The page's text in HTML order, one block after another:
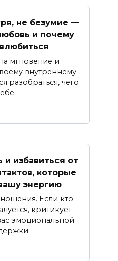
не безумие —
и почему
мгновение и
внутреннему
разобраться, чего
и избавиться от
которые
энергию
Если кто-
критикует
эмоциональной